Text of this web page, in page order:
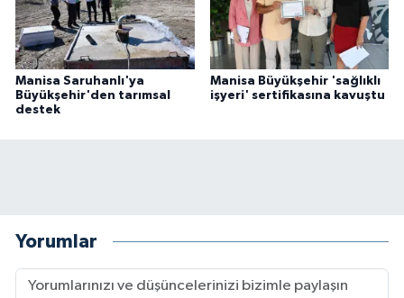
Manisa Saruhanlı'ya
Büyükşehir'den tarımsal
destek
Manisa Büyükşehir 'sağlıklı
işyeri' sertifikasına kavuştu
Yorumlar